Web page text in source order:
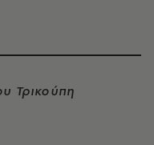
Τρικούπη